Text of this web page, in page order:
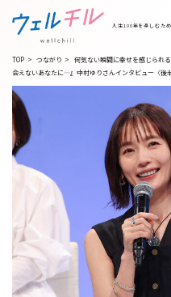
人生100年を楽しむた
TOP > つながり >
何気ない瞬間に幸せを感じられ
会えないあなたに—』中村ゆりさんインタビュー〈後